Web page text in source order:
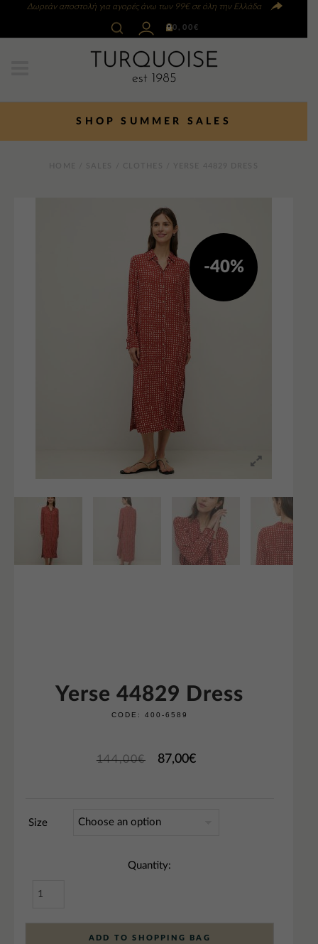
Δωρεάν αποστολή για αγορές άνω των 99€ σε όλη την Ελλάδα
00,00€
SHOP SUMMER SALES
-40%
Yerse 44829 Dress
CODE: 400-6589
144,00€ 87,00€
Size
Quantity:
ADD TO SHOPPING BAG